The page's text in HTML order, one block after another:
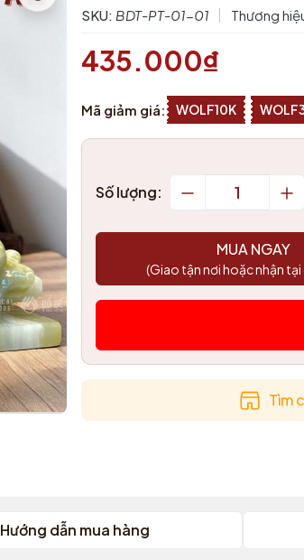
SKU: BDT-PT-01-01 Thương
435.000₫
Mã giảm giá: WOLF10K
Số lượng:
MUA NGAY
(Giao tận nơi hoặc nhận tại
Tìm
Hướng dẫn mua hàng